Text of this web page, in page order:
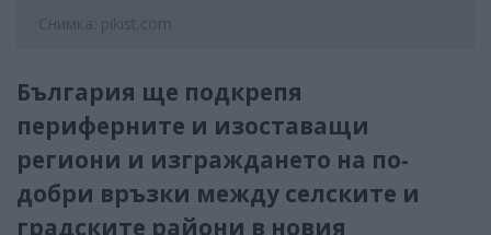
Снимка: pikist.com
България ще подкрепя
периферните и изоставащи
региони и изграждането на по-
добри връзки между селските и
градските райони в новия